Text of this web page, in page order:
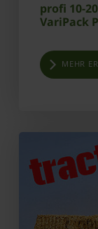
profi 10-
VariPack
MEHR